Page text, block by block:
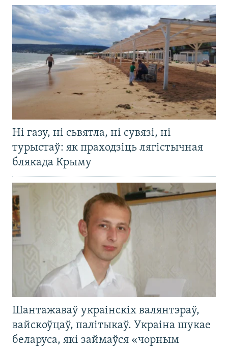
Ні газу, ні сьвятла, ні сувязі, ні
турыстаў: як праходзіць лягістычная
блякада Крыму
Шантажаваў украінскіх валянтэраў,
вайскоўцаў, палітыкаў. Украіна шукае
беларуса, які займаўся «чорным